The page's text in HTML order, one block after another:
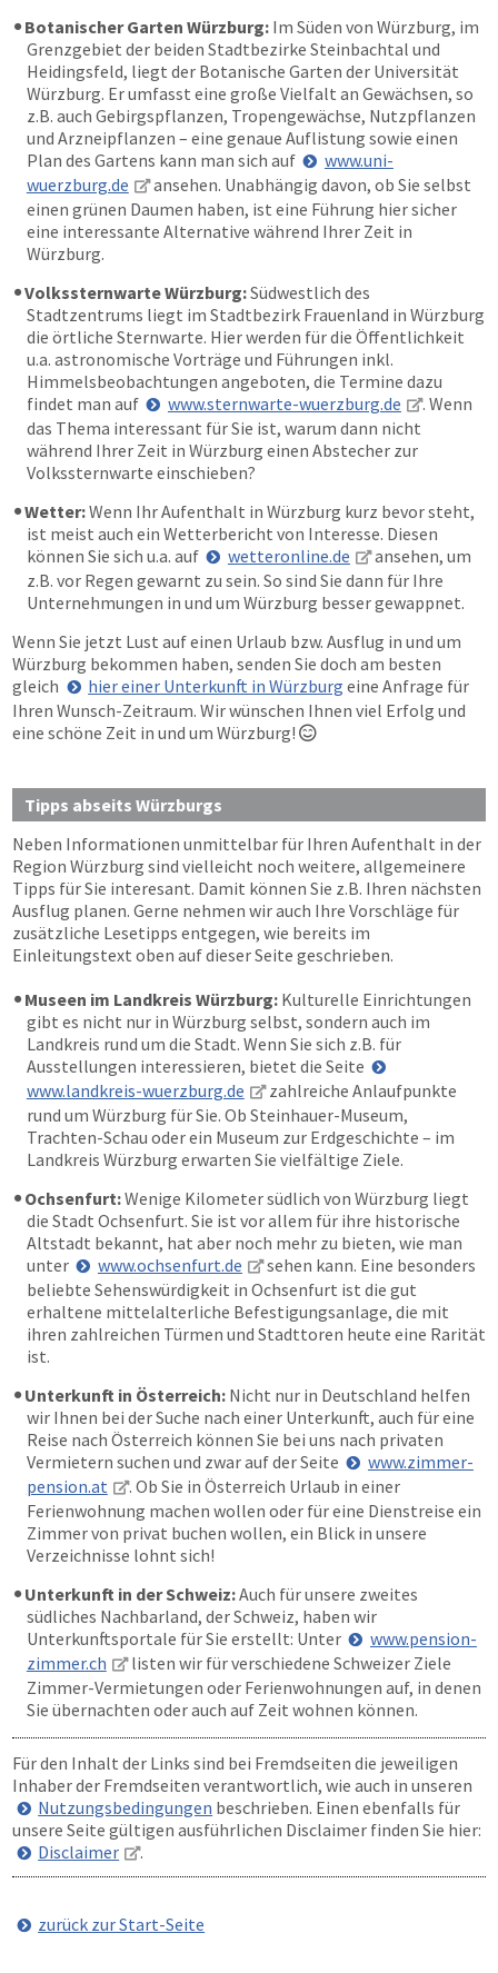
Botanischer Garten Würzburg: Im Süden von Würzburg, im
Grenzgebiet der beiden Stadtbezirke Steinbachtal und
Heidingsfeld, liegt der Botanische Garten der Universität
Würzburg. Er umfasst eine große Vielfalt an Gewächsen, so
z.B. auch Gebirgspflanzen, Tropengewächse, Nutzpflanzen
und Arzneipflanzen – eine genaue Auflistung sowie einen
Plan des Gartens kann man sich auf
www.uni-
wuerzburg.de
ansehen. Unabhängig davon, ob Sie selbst
einen grünen Daumen haben, ist eine Führung hier sicher
eine interessante Alternative während Ihrer Zeit in
Würzburg.
Volkssternwarte Würzburg:Südwestlich des
Stadtzentrums liegt im Stadtbezirk Frauenland in Würzburg
die örtliche Sternwarte. Hier werden für die Öffentlichkeit
u.a. astronomische Vorträge und Führungen inkl.
Himmelsbeobachtungen angeboten, die Termine dazu
findet man auf
www.sternwarte-wuerzburg.de
. Wenn
das Thema interessant für Sie ist, warum dann nicht
während Ihrer Zeit in Würzburg einen Abstecher zur
Volkssternwarte einschieben?
Wetter:Wenn Ihr Aufenthalt in Würzburg kurz bevor steht,
ist meist auch ein Wetterbericht von Interesse. Diesen
können Sie sich u.a. auf
wetteronline.de
ansehen, um
z.B. vor Regen gewarnt zu sein. So sind Sie dann für Ihre
Unternehmungen in und um Würzburg besser gewappnet.
Wenn Sie jetzt Lust auf einen Urlaub bzw. Ausflug in und um
Würzburg bekommen haben, senden Sie doch am besten
gleich
hier einer Unterkunft in Würzburg eine Anfrage für
Ihren Wunsch-Zeitraum. Wir wünschen Ihnen viel Erfolg und
eine schöne Zeit in und um Würzburg! 
Tipps abseits Würzburgs
Neben Informationen unmittelbar für Ihren Aufenthalt in der
Region Würzburg sind vielleicht noch weitere, allgemeinere
Tipps für Sie interesant. Damit können Sie z.B. Ihren nächsten
Ausflug planen. Gerne nehmen wir auch Ihre Vorschläge für
zusätzliche Lesetipps entgegen, wie bereits im
Einleitungstext oben auf dieser Seite geschrieben.
Museen im Landkreis Würzburg: Kulturelle Einrichtungen
gibt es nicht nur in Würzburg selbst, sondern auch im
Landkreis rund um die Stadt. Wenn Sie sich z.B. für
Ausstellungen interessieren, bietet die Seite
www.landkreis-wuerzburg.de
zahlreiche Anlaufpunkte
rund um Würzburg für Sie. Ob Steinhauer-Museum,
Trachten-Schau oder ein Museum zur Erdgeschichte – im
Landkreis Würzburg erwarten Sie vielfältige Ziele.
Ochsenfurt:Wenige Kilometer südlich von Würzburg liegt
die Stadt Ochsenfurt. Sie ist vor allem für ihre historische
Altstadt bekannt, hat aber noch mehr zu bieten, wie man
unter
www.ochsenfurt.de
sehen kann. Eine besonders
beliebte Sehenswürdigkeit in Ochsenfurt ist die gut
erhaltene mittelalterliche Befestigungsanlage, die mit
ihren zahlreichen Türmen und Stadttoren heute eine Rarität
ist.
Unterkunft in Österreich: Nicht nur in Deutschland helfen
wir Ihnen bei der Suche nach einer Unterkunft, auch für eine
Reise nach Österreich können Sie bei uns nach privaten
Vermietern suchen und zwar auf der Seite
www.zimmer-
pension.at
. Ob Sie in Österreich Urlaub in einer
Ferienwohnung machen wollen oder für eine Dienstreise ein
Zimmer von privat buchen wollen, ein Blick in unsere
Verzeichnisse lohnt sich!
Unterkunft in der Schweiz:Auch für unsere zweites
südliches Nachbarland, der Schweiz, haben wir
Unterkunftsportale für Sie erstellt: Unter
www.pension-
zimmer.ch
listen wir für verschiedene Schweizer Ziele
Zimmer-Vermietungen oder Ferienwohnungen auf, in denen
Sie übernachten oder auch auf Zeit wohnen können.
Für den Inhalt der Links sind bei Fremdseiten die jeweiligen
Inhaber der Fremdseiten verantwortlich, wie auch in unseren
Nutzungsbedingungen beschrieben. Einen ebenfalls für
unsere Seite gültigen ausführlichen Disclaimer finden Sie hier:
Disclaimer
.
zurück zur Start-Seite